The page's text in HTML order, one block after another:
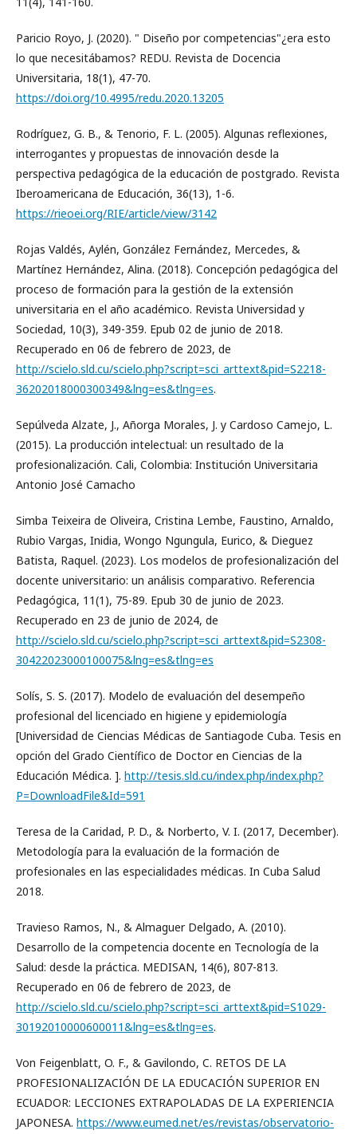
Paricio Royo, J. (2020). " Diseño por competencias"¿era esto
lo que necesitábamos? REDU. Revista de Docencia
Universitaria, 18(1), 47-70.
https://doi.org/10.4995/redu.2020.13205
Rodríguez, G. B., & Tenorio, F. L. (2005). Algunas reflexiones,
interrogantes y propuestas de innovación desde la
perspectiva pedagógica de la educación de postgrado. Revista
Iberoamericana de Educación, 36(13), 1-6.
https://rieoei.org/RIE/article/view/3142
Rojas Valdés, Aylén, González Fernández, Mercedes, &
Martínez Hernández, Alina. (2018). Concepción pedagógica del
proceso de formación para la gestión de la extensión
universitaria en el año académico. Revista Universidad y
Sociedad, 10(3), 349-359. Epub 02 de junio de 2018.
Recuperado en 06 de febrero de 2023, de
http://scielo.sld.cu/scielo.php?script=sci_arttext&pid=S2218-
36202018000300349&lng=es&tlng=es.
Sepúlveda Alzate, J., Añorga Morales, J. y Cardoso Camejo, L.
(2015). La producción intelectual: un resultado de la
profesionalización. Cali, Colombia: Institución Universitaria
Antonio José Camacho
Simba Teixeira de Oliveira, Cristina Lembe, Faustino, Arnaldo,
Rubio Vargas, Inidia, Wongo Ngungula, Eurico, & Dieguez
Batista, Raquel. (2023). Los modelos de profesionalización del
docente universitario: un análisis comparativo. Referencia
Pedagógica, 11(1), 75-89. Epub 30 de junio de 2023.
Recuperado en 23 de junio de 2024, de
http://scielo.sld.cu/scielo.php?script=sci_arttext&pid=S2308-
30422023000100075&lng=es&tlng=es
Solís, S. S. (2017). Modelo de evaluación del desempeño
profesional del licenciado en higiene y epidemiología
[Universidad de Ciencias Médicas de Santiagode Cuba. Tesis en
opción del Grado Científico de Doctor en Ciencias de la
Educación Médica. ]. http://tesis.sld.cu/index.php/index.php?
P=DownloadFile&Id=591
Teresa de la Caridad, P. D., & Norberto, V. I. (2017, December).
Metodología para la evaluación de la formación de
profesionales en las especialidades médicas. In Cuba Salud
2018.
Travieso Ramos, N., & Almaguer Delgado, A. (2010).
Desarrollo de la competencia docente en Tecnología de la
Salud: desde la práctica. MEDISAN, 14(6), 807-813.
Recuperado en 06 de febrero de 2023, de
http://scielo.sld.cu/scielo.php?script=sci_arttext&pid=S1029-
30192010000600011&lng=es&tlng=es.
Von Feigenblatt, O. F., & Gavilondo, C. RETOS DE LA
PROFESIONALIZACIÓN DE LA EDUCACIÓN SUPERIOR EN
ECUADOR: LECCIONES EXTRAPOLADAS DE LA EXPERIENCIA
JAPONESA. https://www.eumed.net/es/revistas/observatorio-